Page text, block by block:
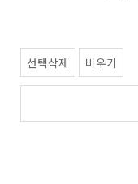
선택삭제 비우기